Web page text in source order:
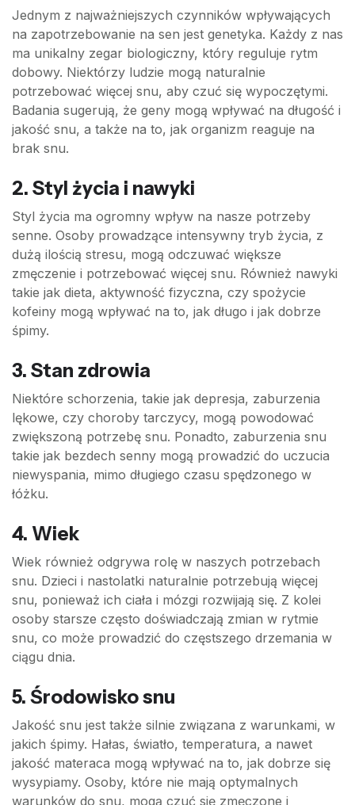
Jednym z najważniejszych czynników wpływających
na zapotrzebowanie na sen jest genetyka. Każdy z nas
ma unikalny zegar biologiczny, który reguluje rytm
dobowy. Niektórzy ludzie mogą naturalnie
potrzebować więcej snu, aby czuć się wypoczętymi.
Badania sugerują, że geny mogą wpływać na długość i
jakość snu, a także na to, jak organizm reaguje na
brak snu.
2. Styl życia i nawyki
Styl życia ma ogromny wpływ na nasze potrzeby
senne. Osoby prowadzące intensywny tryb życia, z
dużą ilością stresu, mogą odczuwać większe
zmęczenie i potrzebować więcej snu. Również nawyki
takie jak dieta, aktywność fizyczna, czy spożycie
kofeiny mogą wpływać na to, jak długo i jak dobrze
śpimy.
3. Stan zdrowia
Niektóre schorzenia, takie jak depresja, zaburzenia
lękowe, czy choroby tarczycy, mogą powodować
zwiększoną potrzebę snu. Ponadto, zaburzenia snu
takie jak bezdech senny mogą prowadzić do uczucia
niewyspania, mimo długiego czasu spędzonego w
łóżku.
4. Wiek
Wiek również odgrywa rolę w naszych potrzebach
snu. Dzieci i nastolatki naturalnie potrzebują więcej
snu, ponieważ ich ciała i mózgi rozwijają się. Z kolei
osoby starsze często doświadczają zmian w rytmie
snu, co może prowadzić do częstszego drzemania w
ciągu dnia.
5. Środowisko snu
Jakość snu jest także silnie związana z warunkami, w
jakich śpimy. Hałas, światło, temperatura, a nawet
jakość materaca mogą wpływać na to, jak dobrze się
wysypiamy. Osoby, które nie mają optymalnych
warunków do snu, mogą czuć się zmęczone i